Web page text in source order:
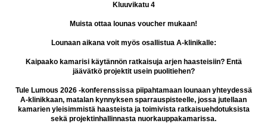
Kluuvikatu 4
Muista ottaa lounas voucher mukaan!
Lounaan aikana voit myös osallistua A-klinikalle:
Kaipaako kamarisi käytännön ratkaisuja arjen haasteisiin? Entä
jäävätkö projektit usein puolitiehen?
Tule Lumous 2026 -konferenssissa piipahtamaan lounaan yhteydessä
A-klinikkaan, matalan kynnyksen sparrauspisteelle, jossa jutellaan
kamarien yleisimmistä haasteista ja toimivista ratkaisuehdotuksista
sekä projektinhallinnasta nuorkauppakamarissa.